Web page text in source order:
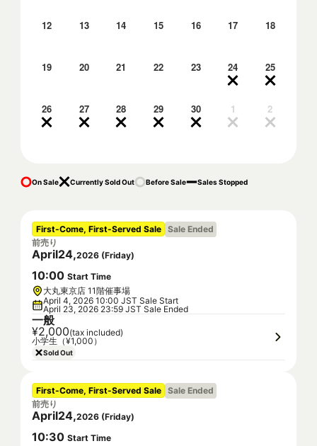
12 13 14 15 16 17 18
19 20 21 22 23 24 25
26 27 28 29 30 1 2
On Sale Currently Sold Out Before Sale Sales Stopped
First-Come, First-Served Sale Sale Ended
前売り
April24,2026 (Friday)
10:00 Start Time
大丸東京店 11階催事場
April 4, 2026 10:00 JST Sale Start
April 23, 2026 23:59 JST Sale Ended
一般
¥2,000(tax included)
小学生（¥1,000）
Sold Out
First-Come, First-Served Sale Sale Ended
前売り
April24,2026 (Friday)
10:30 Start Time